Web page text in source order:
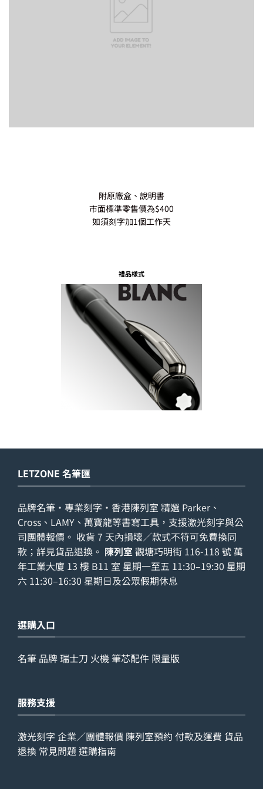
附原廠盒、說明書
市面標準零售價為$400
如須刻字加1個工作天
禮品樣式
LETZONE 名筆匯
品牌名筆・專業刻字・香港陳列室 精選 Parker、
Cross、LAMY、萬寶龍等書寫工具，支援激光刻字與公
司團體報價。 收貨 7 天內損壞／款式不符可免費換同
款；詳見貨品退換 。 陳列室 觀塘巧明街 116-118 號 萬
年工業大廈 13 樓 B11 室 星期一至五 11:30–19:30 星期
六 11:30–16:30 星期日及公眾假期休息
選購入口
名筆 品牌瑞士刀 火機筆芯配件 限量版
服務支援
激光刻字 企業／團體報價 陳列室預約 付款及運費 貨品
退換 常見問題 選購指南